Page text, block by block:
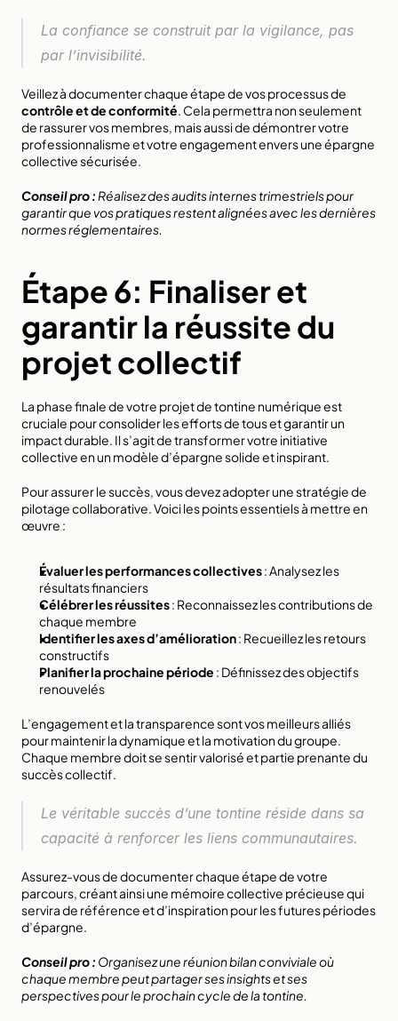
La confiance se construit par la vigilance, pas
par l’invisibilité.
contrôle et de conformité. Cela permettra non seulement
de rassurer vos membres, mais aussi de démontrer votre
professionnalisme et votre engagement envers une épargne
collective sécurisée.
Conseil pro : Réalisez des audits internes trimestriels pour
garantir que vos pratiques restent alignées avec les dernières
normes réglementaires.
Étape 6: Finaliser et
garantir la réussite du
projet collectif
La phase finale de votre projet de tontine numérique est
cruciale pour consolider les efforts de tous et garantir un
impact durable. Il s’agit de transformer votre initiative
collective en un modèle d’épargne solide et inspirant.
Pour assurer le succès, vous devez adopter une stratégie de
pilotage collaborative. Voici les points essentiels à mettre en
œuvre :
Évaluer les performances collectives : Analysez les
résultats financiers
Célébrer les réussites : Reconnaissez les contributions de
chaque membre
Identifier les axes d’amélioration : Recueillez les retours
constructifs
Planifier la prochaine période : Définissez des objectifs
renouvelés
L’engagement et la transparence sont vos meilleurs alliés
pour maintenir la dynamique et la motivation du groupe.
Chaque membre doit se sentir valorisé et partie prenante du
succès collectif.
Le véritable succès d’une tontine réside dans sa
capacité à renforcer les liens communautaires.
Assurez-vous de documenter chaque étape de votre
parcours, créant ainsi une mémoire collective précieuse qui
servira de référence et d’inspiration pour les futures périodes
d’épargne.
Conseil pro : Organisez une réunion bilan conviviale où
chaque membre peut partager ses insights et ses
perspectives pour le prochain cycle de la tontine.